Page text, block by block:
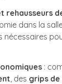
rehausseurs
dans la
:
, des grips de